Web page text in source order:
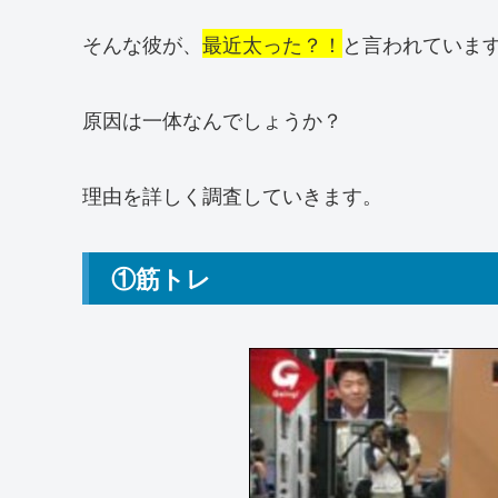
そんな彼が、 最近太った？！ と言われていま
原因は一体なんでしょうか？
理由を詳しく調査していきます。
①筋トレ